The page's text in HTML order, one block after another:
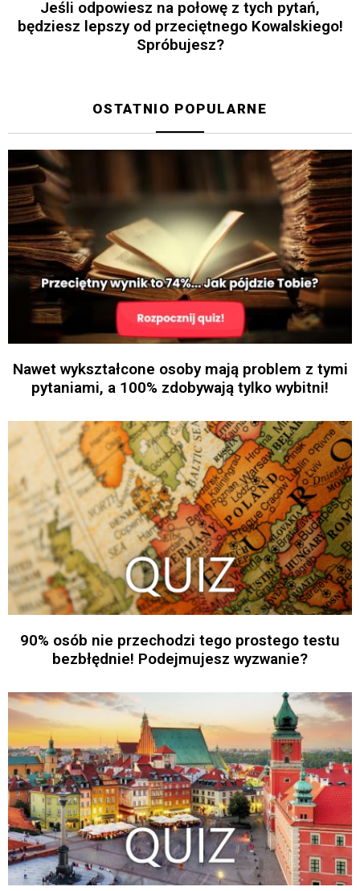
Jeśli odpowiesz na połowę z tych pytań,
będziesz lepszy od przeciętnego Kowalskiego!
Spróbujesz?
OSTATNIO POPULARNE
Nawet wykształcone osoby mają problem z tymi
pytaniami, a 100% zdobywają tylko wybitni!
90% osób nie przechodzi tego prostego testu
bezbłędnie! Podejmujesz wyzwanie?